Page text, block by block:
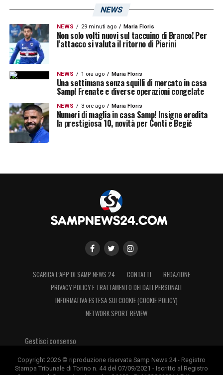
NEWS
NEWS 29 minuti ago Maria Floris
Non solo volti nuovi sul taccuino di Branco! Per
l’attacco si valuta il ritorno di Pierini
NEWS 1 ora ago Maria Floris
Una settimana senza squilli di mercato in casa
Samp! Frenate e diverse operazioni congelate
NEWS 3 ore ago Maria Floris
Numeri di maglia in casa Samp! Insigne eredita
la prestigiosa 10, novità per Conti e Begić
SCARICA L’APP DI SAMP NEWS 24 CONTATTI
REDAZIONE
PRIVACY POLICY E TRATTAMENTO DEI DATI PERSONALI
INFORMATIVA ESTESA SUI COOKIE (COOKIE POLICY)
NETWORK SPORT REVIEW
Gestisci consenso
Copyright 2026 © riproduzione riservata Samp News 24 - Registro
Stampa Tribunale di Torino n. 44 del 07/09/2021 - Iscritto al Registro